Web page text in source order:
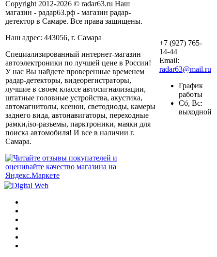
Copyright 2012-2026 © radar63.ru Наш
магазин - радар63.рф - магазин радар-
детектор в Самаре. Все права защищены.
Наш адрес: 443056, г. Самара
Специализированный интернет-магазин
автоэлектроники по лучшей цене в России!
У нас Вы найдете проверенные временем
радар-детекторы, видеорегистраторы,
лучшие в своем классе автосигнализации,
штатные головные устройства, акустика,
автомагнитолы, ксенон, светодиоды, камеры
заднего вида, автонавигаторы, переходные
рамки,iso-разъемы, парктроники, маяки для
поиска автомобиля! И все в наличии г.
Самара.
+7 (927) 765-
14-44
Email:
radar63@mail.ru
График
работы
Сб, Вс:
выходной